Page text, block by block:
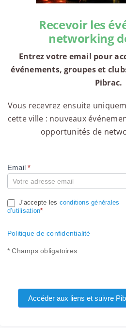
Recevoir les
networking
Entrez votre email pour
événements, groupes et
Pibrac.
Vous recevrez ensuite
cette ville : nouveaux
opportunités de
Compte
Email*
J'accepte les conditions générales
d’utilisation*
Politique de confidentialité
* Champs obligatoires
Accéder aux liens et suivre